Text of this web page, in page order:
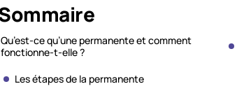
Qu’est-ce qu’une permanente et comment
fonctionne-t-elle ?
Les étapes de la permanente